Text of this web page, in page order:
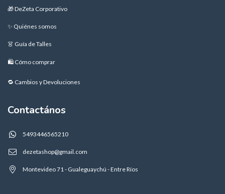
🎁 DeZeta Corporativo
✨ Quiénes somos
👗 Guía de Talles
🛍️ Cómo comprar
🔁 Cambios y Devoluciones
Contactános
5493446565210
dezetashop@gmail.com
Montevideo 71 - Gualeguaychú - Entre Ríos